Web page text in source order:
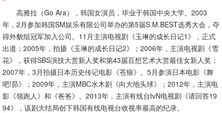
高雅拉（Go Ara），韩国女演员，毕业于韩国中央大学。2003
年，2月参加韩国SM娱乐有限公司举办的第5届S.M.BEST选秀大会，夺
得外貌组冠军加入公司。11月主演电视剧《玉琳的成长日记1》，正式
出道；2005年，拍摄《玉琳的成长日记2》；2006年，主演电视剧《雪
花》，获得SBS演技大赏新人奖和第43届百想艺术大赏最佳女新人奖；
2007年，3月拍摄日本历史传记电影《苍狼》。5月参演日本电影《舞
吧!昴》；2009年，主演MBC水木剧《向大地头球》；2012年，主演电
影《领跑人》和《爸爸》。2013年，主演有线台tvN电视剧《请回答19
94》，该剧大结局创下韩国有线电视台收视率最高的纪录。